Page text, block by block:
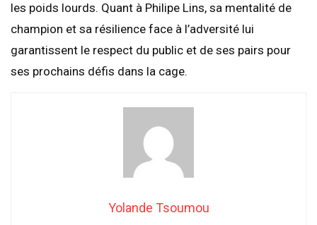
les poids lourds. Quant à Philipe Lins, sa mentalité de
champion et sa résilience face à l’adversité lui
garantissent le respect du public et de ses pairs pour
ses prochains défis dans la cage.
Yolande Tsoumou